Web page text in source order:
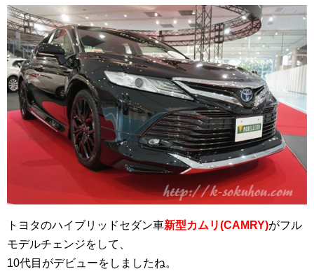
トヨタのハイブリッドセダン車新型カムリ(CAMRY)がフル
モデルチェンジをして、
10代目がデビューをしましたね。